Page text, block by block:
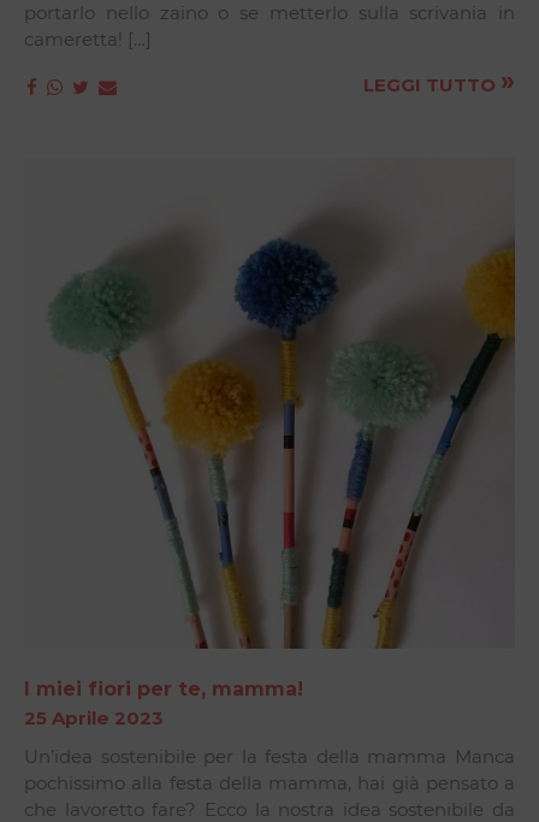
portarlo nello zaino o se metterlo sulla scrivania in
cameretta! […]
LEGGI TUTTO »
I miei fiori per te, mamma!
25 Aprile 2023
Un’idea sostenibile per la festa della mamma Manca
pochissimo alla festa della mamma, hai già pensato a
che lavoretto fare? Ecco la nostra idea sostenibile da